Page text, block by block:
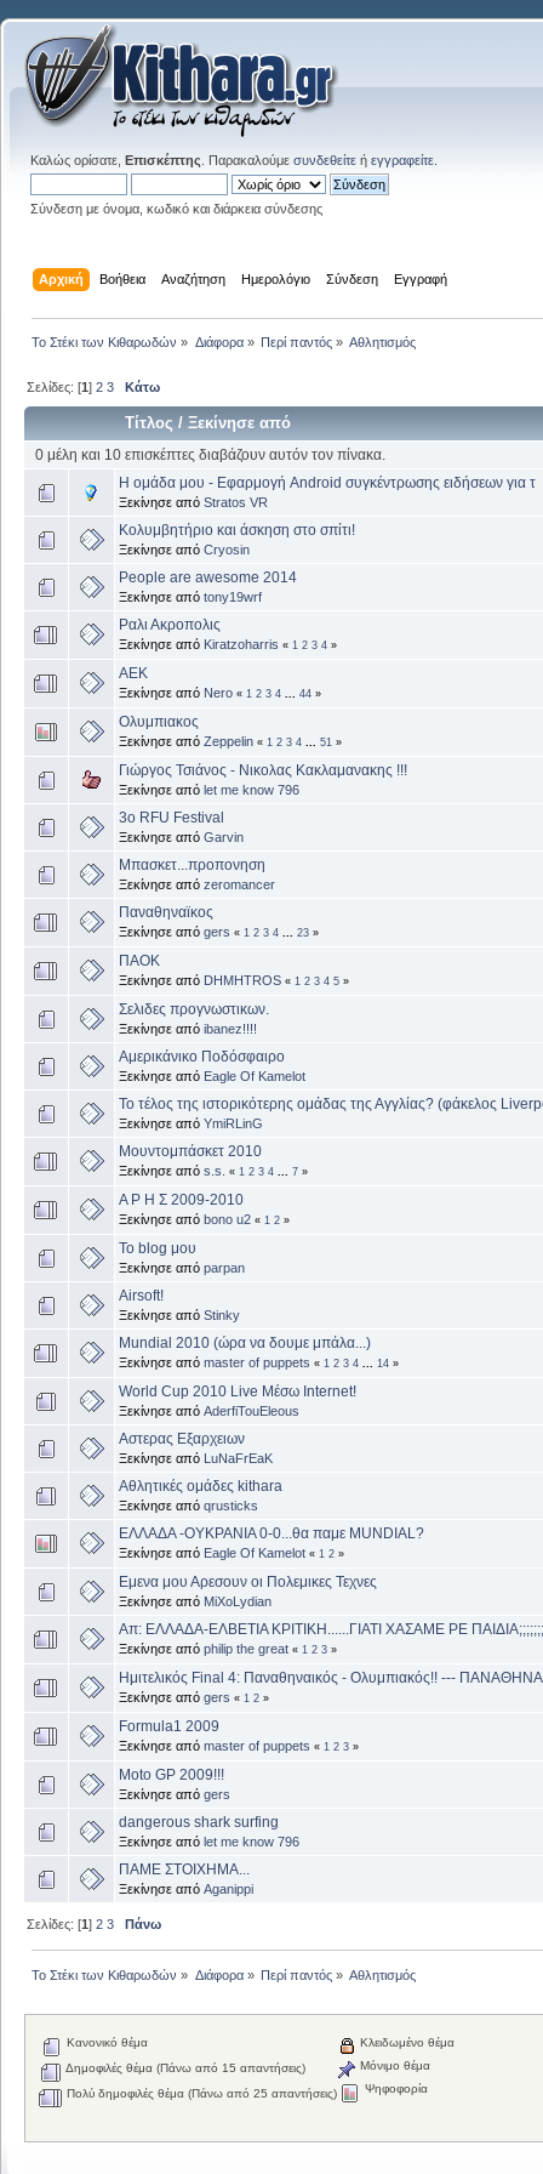
Καλώς ορίσατε, Επισκέπτης . Παρακαλούμε συνδεθείτε ή εγγραφείτε
Σύνδεση με όνομα, κωδικό και διάρκεια σύνδεσης
Αρχική Βοήθεια Αναζήτηση Ημερολόγιο Σύνδεση Εγγραφή
Το Στέκι των Κιθαρωδών » Διάφορα» Περί παντός» Αθλητισμός
Σελίδες: [1]2 3 Κάτω
Τίτλος /Ξεκίνησε από
0 μέλη και 10 επισκέπτες διαβάζουν αυτόν τον πίνακα.
Η ομάδα μου - Εφαρμογή Android συγκέντρωσης ειδήσεων για τ
Ξεκίνησε από Stratos VR
Κολυμβητήριο και άσκηση στο σπίτι!
Ξεκίνησε από Cryosin
People are awesome 2014
Ξεκίνησε από tony19wrf
Ραλι Ακροπολις
Ξεκίνησε από Kiratzoharris « 1 2 3 4 »
ΑΕΚ
Ξεκίνησε από Nero « 1 2 3 4 44 »
Ολυμπιακος
Ξεκίνησε από Zeppelin « 1 2 3 4 51 »
Γιώργος Τσιάνος - Νικολας Κακλαμανακης !!!
Ξεκίνησε από let me know 796
3o RFU Festival
Ξεκίνησε από Garvin
Μπασκετ...προπονηση
Ξεκίνησε από zeromancer
Παναθηναϊκος
Ξεκίνησε από gers « 1 2 3 4 23 »
ΠΑΟΚ
Ξεκίνησε από DHMHTROS « 1 2 3 4 5 »
Σελιδες προγνωστικων.
Ξεκίνησε από ibanez!!!!
Aμερικάνικο Ποδόσφαιρο
Ξεκίνησε από Eagle Of Kamelot
Το τέλος της ιστορικότερης ομάδας της Αγγλίας? (φάκελος
Ξεκίνησε από YmiRLinG
Μουντομπάσκετ 2010
Ξεκίνησε από s.s. « 1 2 3 4 7 »
Α Ρ Η Σ 2009-2010
Ξεκίνησε από bono u2 « 1 2 »
To blog μου
Ξεκίνησε από parpan
Airsoft!
Ξεκίνησε από Stinky
Mundial 2010 (ώρα να δουμε μπάλα...)
Ξεκίνησε από master of puppets « 1 2 3 4 14 »
World Cup 2010 Live Μέσω Internet!
Ξεκίνησε από AderfiTouEleous
Αστερας Εξαρχειων
Ξεκίνησε από LuNaFrEaK
Αθλητικές ομάδες kithara
Ξεκίνησε από qrusticks
ΕΛΛΑΔΑ -ΟΥΚΡΑΝΙΑ 0-0...θα παμε ΜUNDIAL?
Ξεκίνησε από Eagle Of Kamelot « 1 2 »
Εμενα μου Αρεσουν οι Πολεμικες Τεχνες
Ξεκίνησε από MiXoLydian
Απ: ΕΛΛΑΔΑ-ΕΛΒΕΤΙΑ ΚΡΙΤΙΚΗ......ΓΙΑΤΙ ΧΑΣΑΜΕ ΡΕ
Ξεκίνησε από philip the great « 1 2 3 »
Ημιτελικός Final 4: Παναθηναικός - Ολυμπιακός!! ---
Ξεκίνησε από gers « 1 2 »
Formula1 2009
Ξεκίνησε από master of puppets « 1 2 3 »
Moto GP 2009!!!
Ξεκίνησε από gers
dangerous shark surfing
Ξεκίνησε από let me know 796
ΠΑΜΕ ΣΤΟΙΧΗΜΑ...
Ξεκίνησε από Aganippi
Σελίδες: [1]2 3 Πάνω
Το Στέκι των Κιθαρωδών » Διάφορα» Περί παντός» Αθλητισμός
Κανονικό θέμα
Δημοφιλές θέμα (Πάνω από 15 απαντήσεις)
Πολύ δημοφιλές θέμα (Πάνω από 25 απαντήσεις)
Κλειδωμένο θέμα
Μόνιμο θέμα
Ψηφοφορία